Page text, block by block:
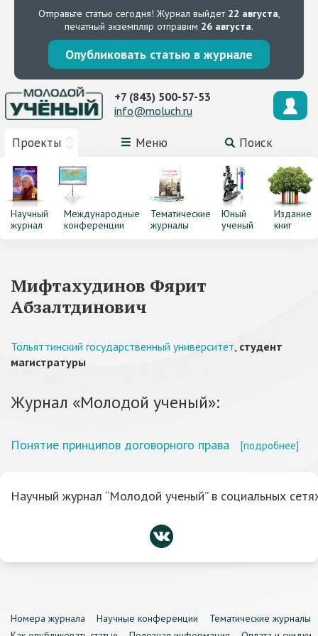
Отправьте статью сегодня! Журнал выйдет 22 августа,
печатный экземпляр отправим 26 августа.
Опубликовать статью в журнале
Проекты Меню Поиск
+7 (843) 500-57-53
info@moluch.ru
Научный
журнал
Международные
конференции
Тематические
журналы
Юный
ученый
Издание
книг
Мифтахудинов Фярит
Абзалтдинович
Тольяттинский государственный университет, студент
магистратуры
Журнал «Молодой ученый»:
Понятие принципов договорного права [подробнее]
Научный журнал “Молодой ученый” в социальных
Номера журнала Научные конференции
Тематические журналы